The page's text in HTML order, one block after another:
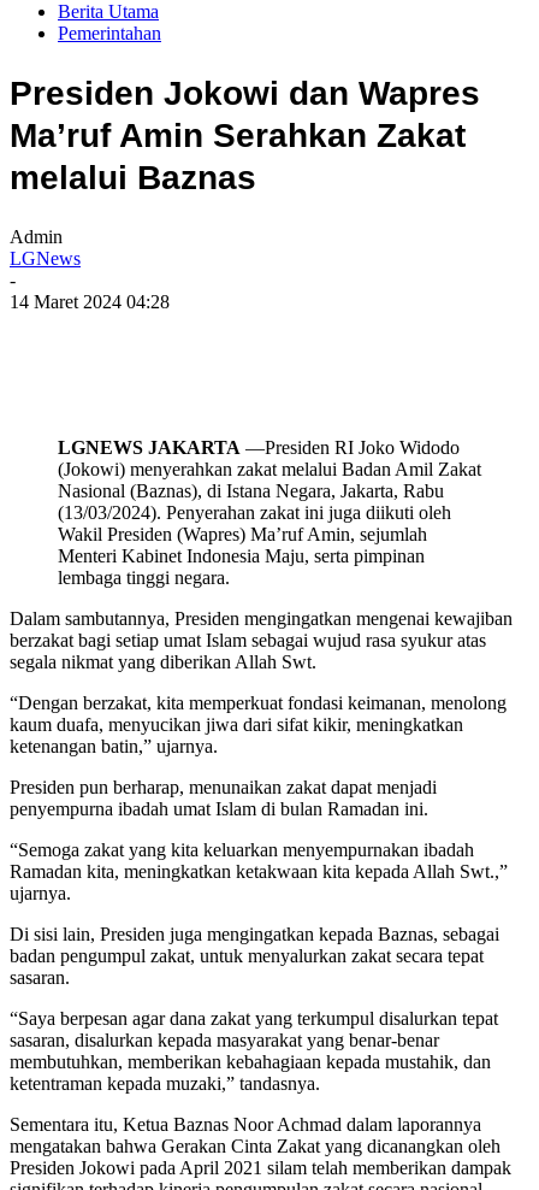
Berita Utama
Pemerintahan
Presiden Jokowi dan Wapres
Ma’ruf Amin Serahkan Zakat
melalui Baznas
Admin
LGNews
-
14 Maret 2024 04:28
LGNEWS JAKARTA —Presiden RI Joko Widodo
(Jokowi) menyerahkan zakat melalui Badan Amil Zakat
Nasional (Baznas), di Istana Negara, Jakarta, Rabu
(13/03/2024). Penyerahan zakat ini juga diikuti oleh
Wakil Presiden (Wapres) Ma’ruf Amin, sejumlah
Menteri Kabinet Indonesia Maju, serta pimpinan
lembaga tinggi negara.
Dalam sambutannya, Presiden mengingatkan mengenai kewajiban
berzakat bagi setiap umat Islam sebagai wujud rasa syukur atas
segala nikmat yang diberikan Allah Swt.
“Dengan berzakat, kita memperkuat fondasi keimanan, menolong
kaum duafa, menyucikan jiwa dari sifat kikir, meningkatkan
ketenangan batin,” ujarnya.
Presiden pun berharap, menunaikan zakat dapat menjadi
penyempurna ibadah umat Islam di bulan Ramadan ini.
“Semoga zakat yang kita keluarkan menyempurnakan ibadah
Ramadan kita, meningkatkan ketakwaan kita kepada Allah Swt.,”
ujarnya.
Di sisi lain, Presiden juga mengingatkan kepada Baznas, sebagai
badan pengumpul zakat, untuk menyalurkan zakat secara tepat
sasaran.
“Saya berpesan agar dana zakat yang terkumpul disalurkan tepat
sasaran, disalurkan kepada masyarakat yang benar-benar
membutuhkan, memberikan kebahagiaan kepada mustahik, dan
ketentraman kepada muzaki,” tandasnya.
Sementara itu, Ketua Baznas Noor Achmad dalam laporannya
mengatakan bahwa Gerakan Cinta Zakat yang dicanangkan oleh
Presiden Jokowi pada April 2021 silam telah memberikan dampak